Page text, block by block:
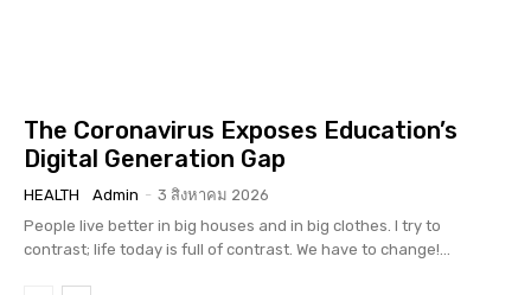
The Coronavirus Exposes Education’s
Digital Generation Gap
HEALTH Admin - 3 สิงหาคม 2026
People live better in big houses and in big clothes. I try to
contrast; life today is full of contrast. We have to change!...